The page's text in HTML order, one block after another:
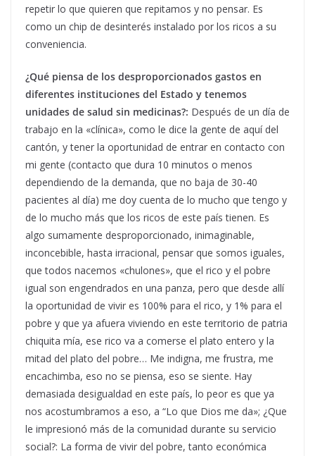
repetir lo que quieren que repitamos y no pensar. Es
como un chip de desinterés instalado por los ricos a su
conveniencia.
¿Qué piensa de los desproporcionados gastos en
diferentes instituciones del Estado y tenemos
unidades de salud sin medicinas?: Después de un día de
trabajo en la «clínica», como le dice la gente de aquí del
cantón, y tener la oportunidad de entrar en contacto con
mi gente (contacto que dura 10 minutos o menos
dependiendo de la demanda, que no baja de 30-40
pacientes al día) me doy cuenta de lo mucho que tengo y
de lo mucho más que los ricos de este país tienen. Es
algo sumamente desproporcionado, inimaginable,
inconcebible, hasta irracional, pensar que somos iguales,
que todos nacemos «chulones», que el rico y el pobre
igual son engendrados en una panza, pero que desde allí
la oportunidad de vivir es 100% para el rico, y 1% para el
pobre y que ya afuera viviendo en este territorio de patria
chiquita mía, ese rico va a comerse el plato entero y la
mitad del plato del pobre… Me indigna, me frustra, me
encachimba, eso no se piensa, eso se siente. Hay
demasiada desigualdad en este país, lo peor es que ya
nos acostumbramos a eso, a “Lo que Dios me da»; ¿Que
le impresionó más de la comunidad durante su servicio
social?: La forma de vivir del pobre, tanto económica